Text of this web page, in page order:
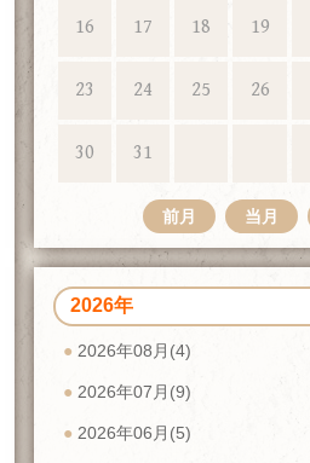
16 17 18 19
23 24 25 26
30 31
前月 当月
2026年
2026年08月(4)
2026年07月(9)
2026年06月(5)